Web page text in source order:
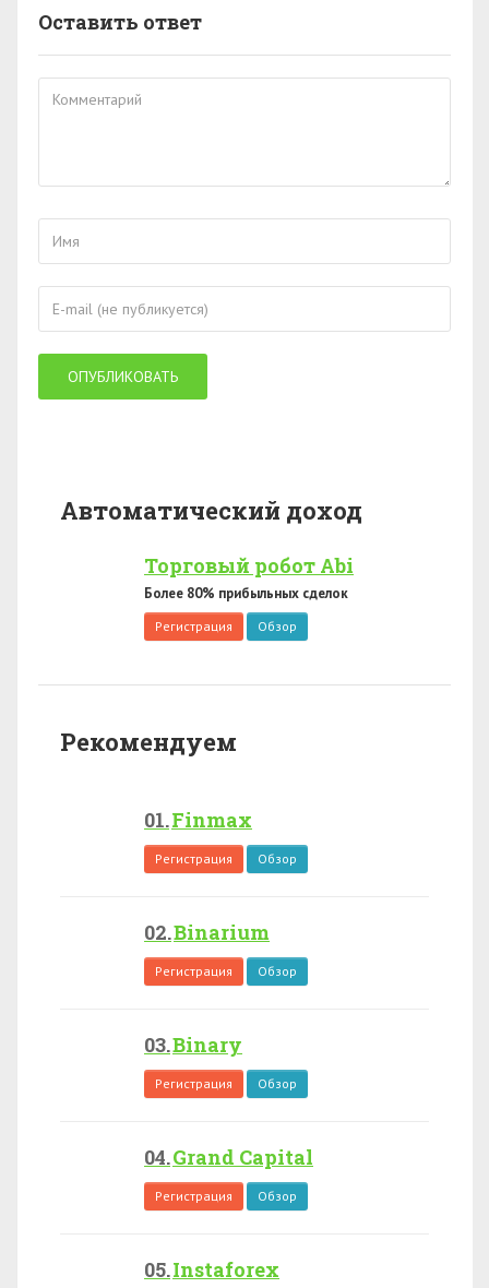
Оставить ответ
Автоматический доход
Торговый робот Abi
Более 80% прибыльных сделок
Регистрация Обзор
Рекомендуем
Finmax
Регистрация Обзор
Binarium
Регистрация Обзор
Binary
Регистрация Обзор
Grand Capital
Регистрация Обзор
Instaforex